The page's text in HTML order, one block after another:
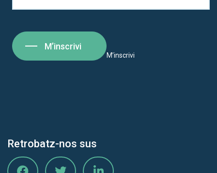
M’inscrivi
M’inscrivi
Retrobatz-nos sus